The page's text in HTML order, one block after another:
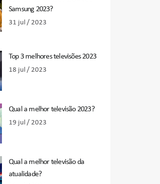
Samsung 2023?
31 jul / 2023
Top 3 melhores televisões 2023
18 jul / 2023
Qual a melhor televisão 2023?
19 jul / 2023
Qual a melhor televisão da
atualidade?